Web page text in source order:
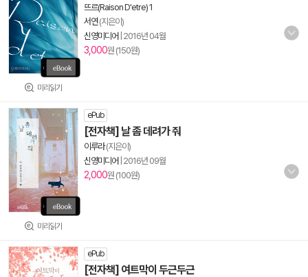
미리읽기
뜨르(Raison D'etre) 1
서연(지은이)
신영미디어 2016년 04월
3,000원 (150원)
미리읽기
ePub
[전자책] 날 좀 데려가 줘
이루라(지은이)
신영미디어 2016년 09월
2,000원 (100원)
ePub
[전자책] 여트막이 두근두근